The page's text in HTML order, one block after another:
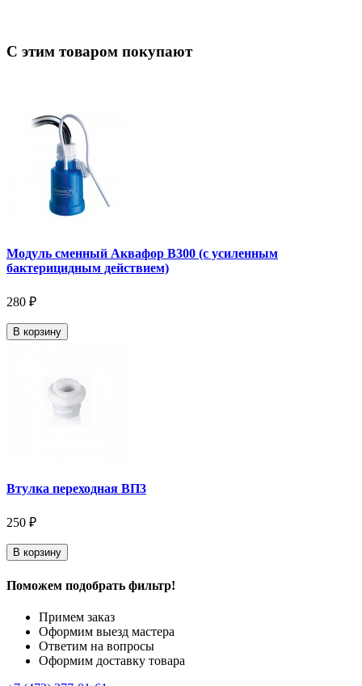
С этим товаром покупают
Модуль сменный Аквафор В300 (с усиленным
бактерицидным действием)
280 ₽
В корзину
Втулка переходная ВП3
250 ₽
В корзину
Поможем подобрать фильтр!
Примем заказ
Оформим выезд мастера
Ответим на вопросы
Оформим доставку товара